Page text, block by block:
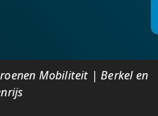
Mobiliteit | Berkel en